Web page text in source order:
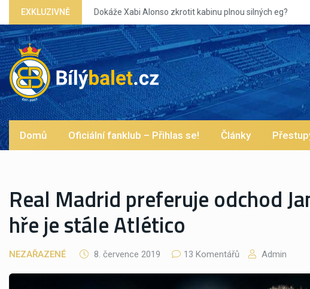
EXKLUZIVNĚ
Domů Oficiální fanklub – Přihlas se! Články
Real Madrid preferuje odchod
hře je stále Atlético
NEZAŘAZENÉ 8. července 2019 13 Komentářů Admin